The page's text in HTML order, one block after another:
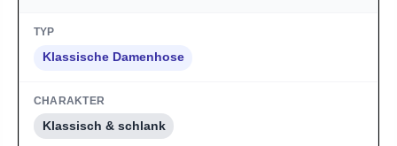
Klassische Damenhose
Klassisch & schlank